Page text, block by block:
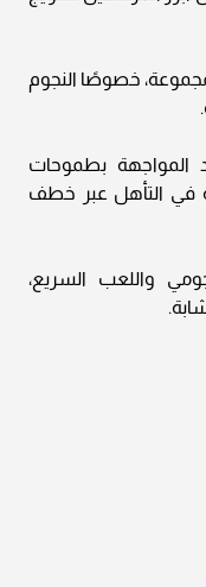
خصوصًا النجوم
المواجهة بطموحات
في التأهل عبر خطف
واللعب السريع،